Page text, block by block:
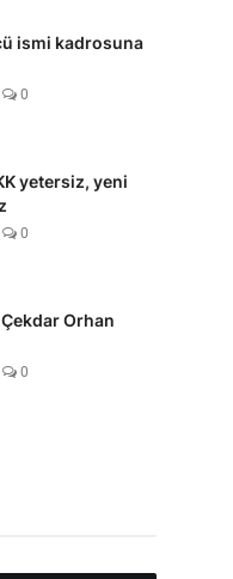
ismi kadrosuna
0
yetersiz, yeni
0
Orhan
0